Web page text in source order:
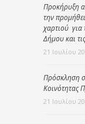
Προκήρυξη
την
χαρτιού για
Δήμου και
21 Ιουλίου
Πρόσκληση
Κοινότητας
21 Ιουλίου